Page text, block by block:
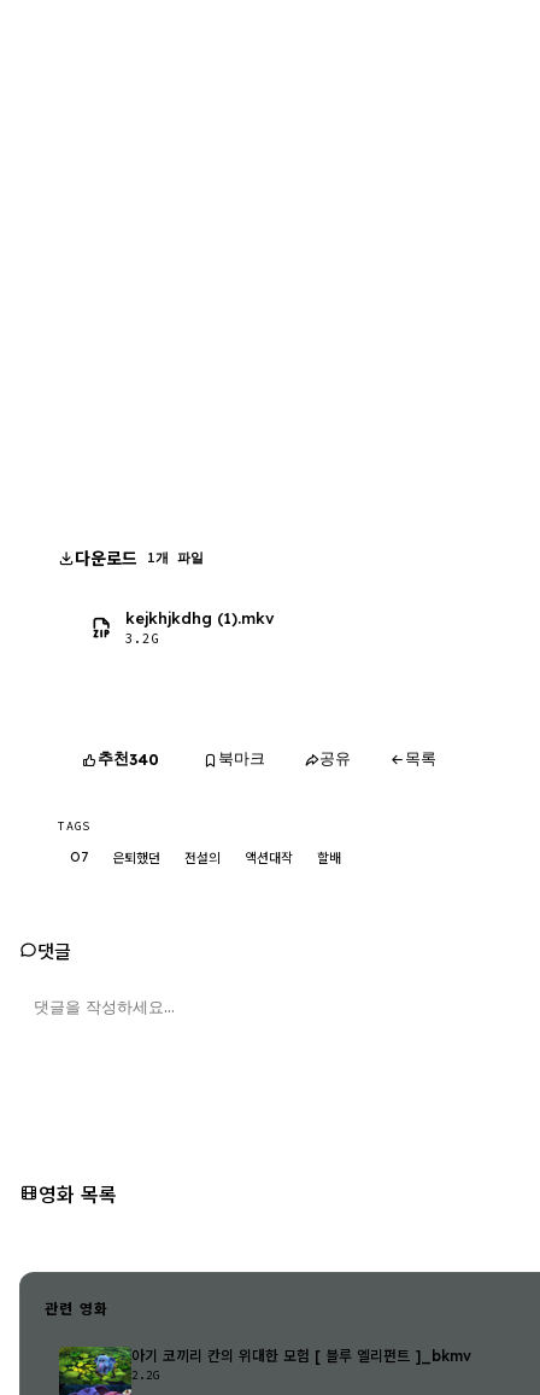
다운로드 1개 파일
kejkhjkdhg (1).mkv
3.2G
추천340 북마크 공유 목록
TAGS
O7 은퇴했던 전설의 액션대작 할배
댓글
영화 목록
관련 영화
아기 코끼리 칸의 위대한 모험 [ 블루 엘리펀트 ]_bkmv
2.2G